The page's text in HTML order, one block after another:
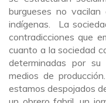
burgueses no
indígenas. La
contradicciones que
cuanto a la sociedad
determinadas por
medios de
estamos despojados